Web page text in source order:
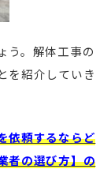
う。解体工事の
を紹介していき
依頼するならど
者の選び方】の